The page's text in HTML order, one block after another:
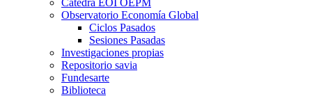
Observatorio Economía Global
Ciclos Pasados
Sesiones Pasadas
Investigaciones propias
Repositorio savia
Fundesarte
Biblioteca